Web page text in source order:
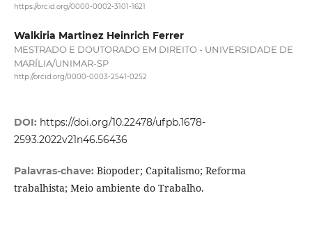
https://orcid.org/0000-0002-3101-1621
Walkiria Martinez Heinrich Ferrer
MESTRADO E DOUTORADO EM DIREITO - UNIVERSIDADE DE
MARÍLIA/UNIMAR-SP
http://orcid.org/0000-0003-2541-0252
DOI: https://doi.org/10.22478/ufpb.1678-
2593.2022v21n46.56436
Palavras-chave: Biopoder; Capitalismo; Reforma
trabalhista; Meio ambiente do Trabalho.